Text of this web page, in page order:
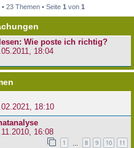
e
• 23 Themen • Seite 1 von 1
Wie poste ich richtig?
18:04
18:10
16:08
1 8 9 10 11